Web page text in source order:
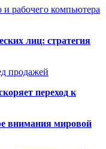
рабочего компьютера
лиц: стратегия
продажей
переход к
внимания мировой